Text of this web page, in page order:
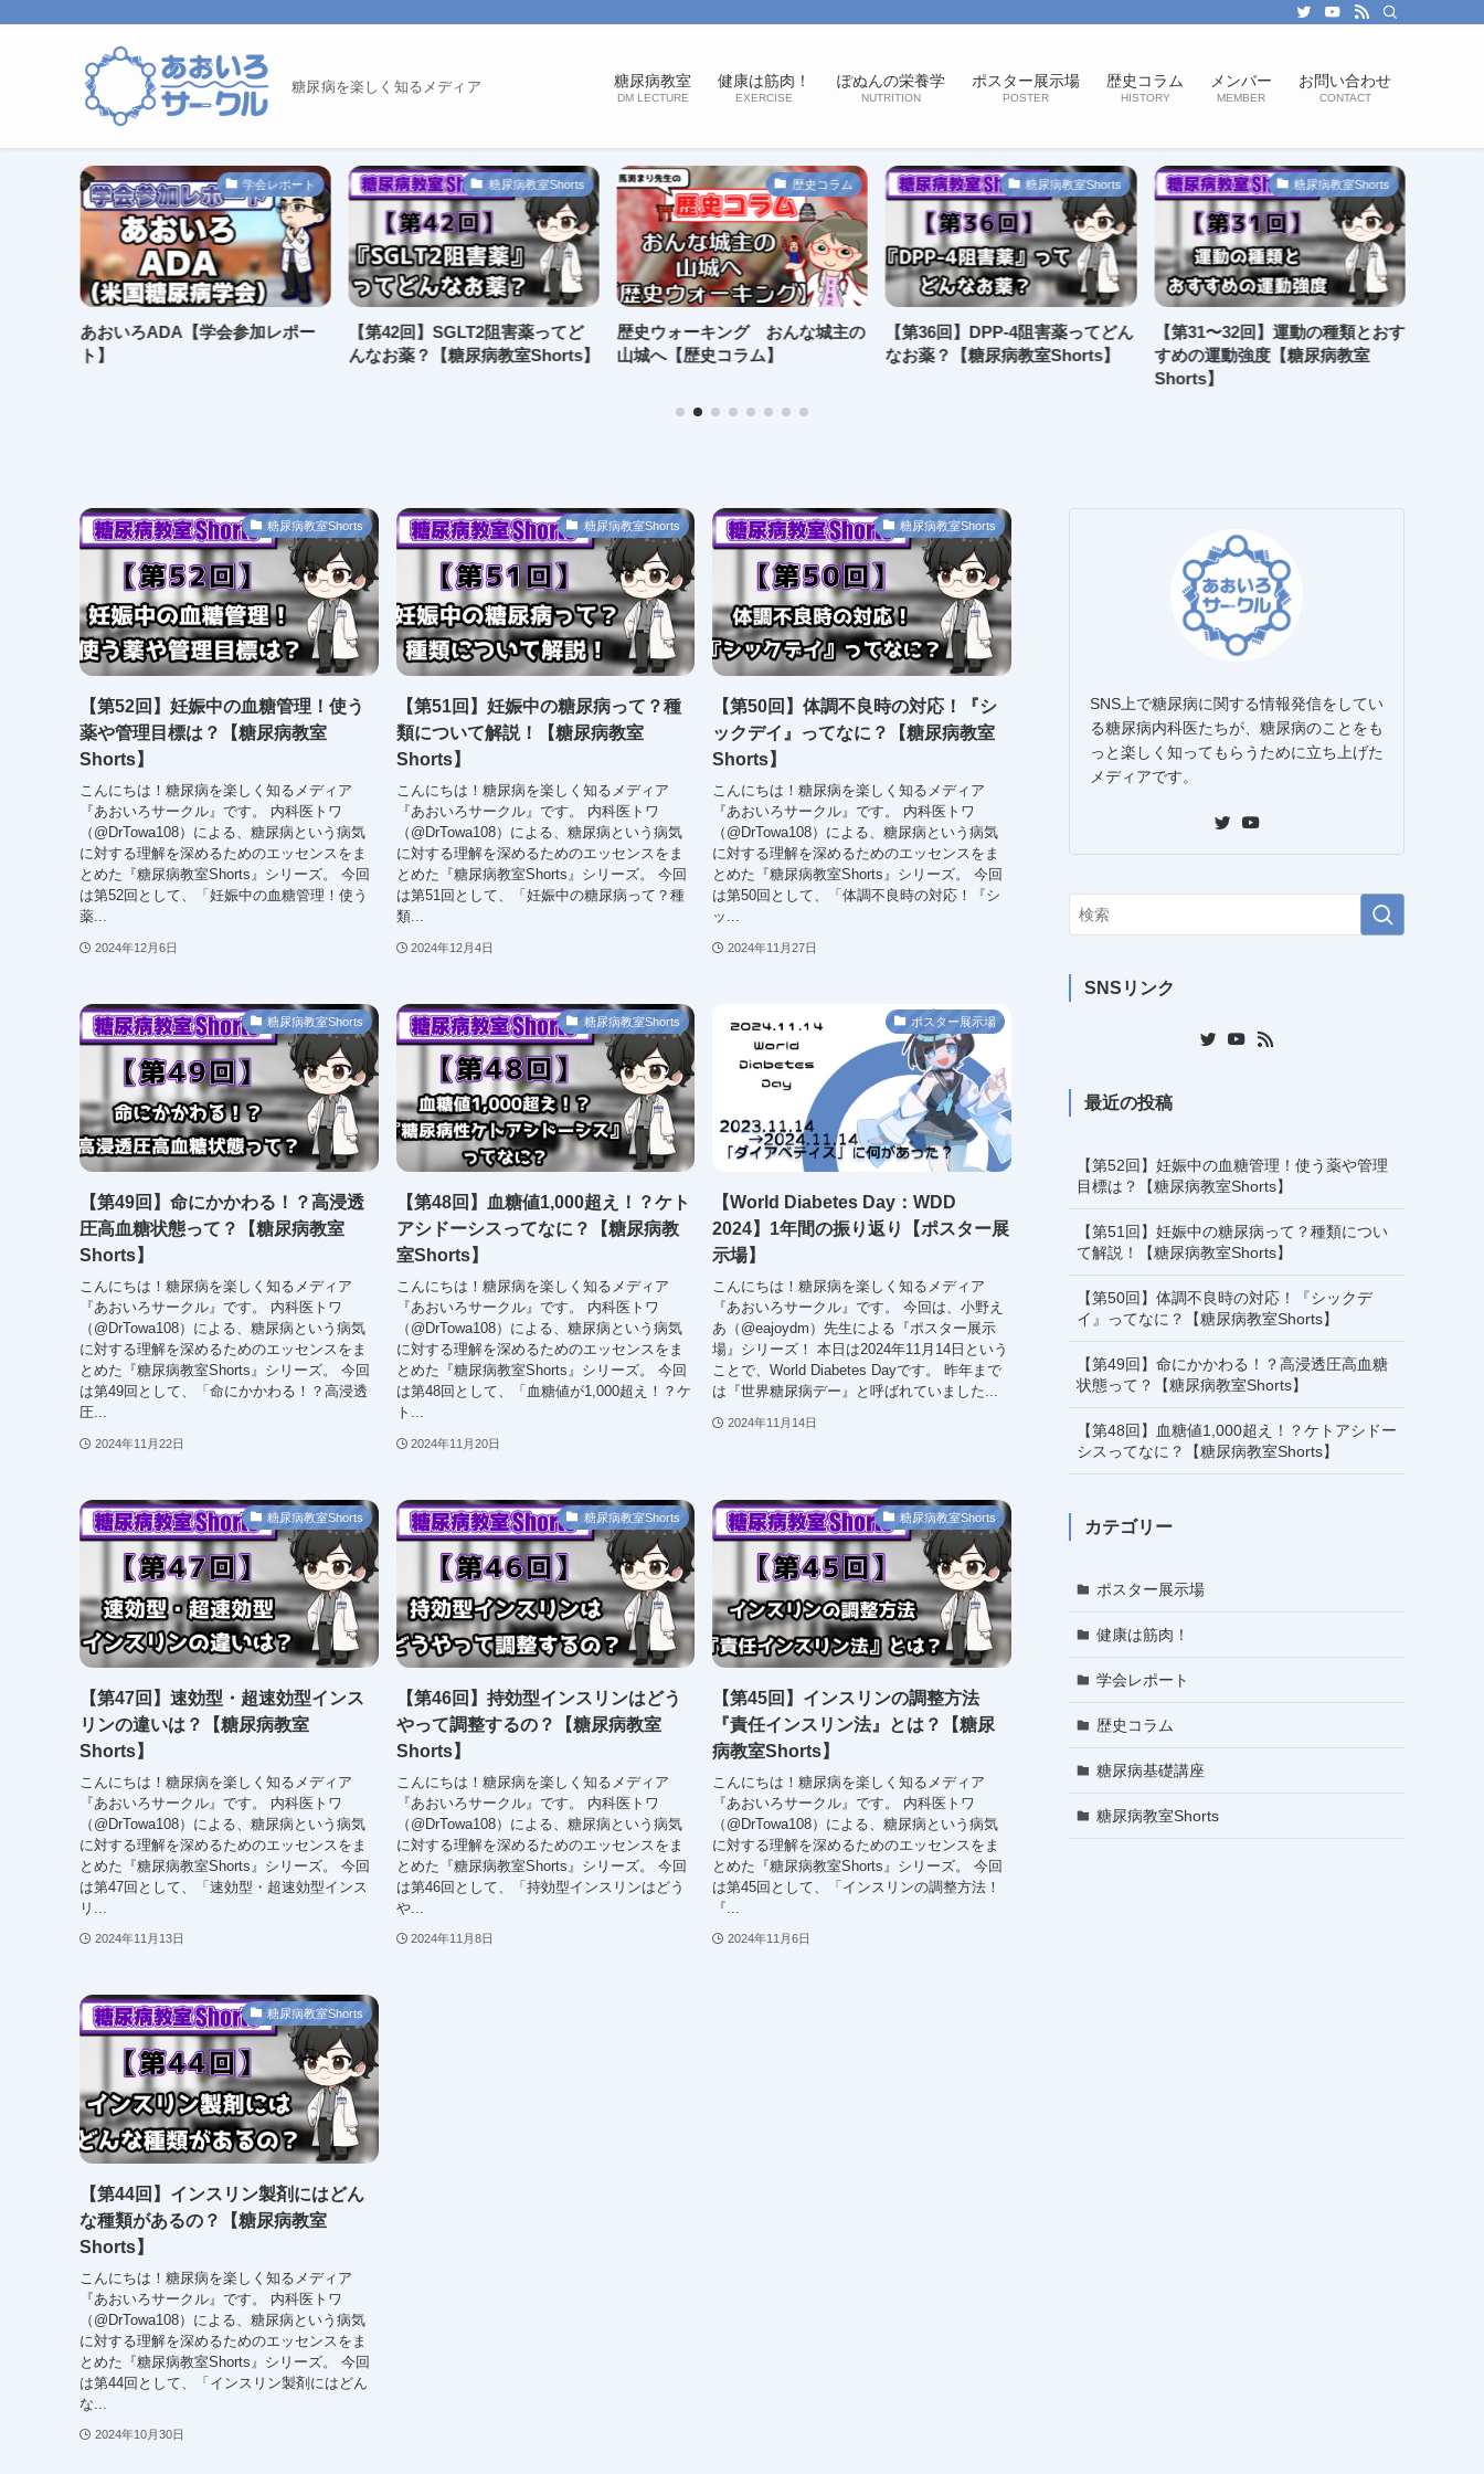
糖尿病を楽しく知るメディア 糖尿病教室
DM LECTURE
健康は筋肉！
EXERCISE
ぽぬんの栄養学
NUTRITION
ポスター展示場
POSTER
歴史コラム
HISTORY
メンバー
MEMBER
お問い合わせ
CONTACT
学会レポート
あおいろADA【学会参加レポー
ト】
糖尿病教室Shorts
【第42回】SGLT2阻害薬ってど
んなお薬？【糖尿病教室Shorts】
歴史コラム
歴史ウォーキング おんな城主の
山城へ【歴史コラム】
糖尿病教室Shorts
【第36回】DPP-4阻害薬ってどん
なお薬？【糖尿病教室Shorts】
糖尿病教室Shorts
【第31〜32回】運動の種類とおす
すめの運動強度【糖尿病教室
Shorts】
糖尿病教室Shorts
【第52回】妊娠中の血糖管理！使う
薬や管理目標は？【糖尿病教室
Shorts】
こんにちは！糖尿病を楽しく知るメディア
『あおいろサークル』です。 内科医トワ
（@DrTowa108）による、糖尿病という病気
に対する理解を深めるためのエッセンスをま
とめた『糖尿病教室Shorts』シリーズ。 今回
は第52回として、「妊娠中の血糖管理！使う
薬...
2024年12月6日
糖尿病教室Shorts
【第51回】妊娠中の糖尿病って？種
類について解説！【糖尿病教室
Shorts】
こんにちは！糖尿病を楽しく知るメディア
『あおいろサークル』です。 内科医トワ
（@DrTowa108）による、糖尿病という病気
に対する理解を深めるためのエッセンスをま
とめた『糖尿病教室Shorts』シリーズ。 今回
は第51回として、「妊娠中の糖尿病って？種
類...
2024年12月4日
糖尿病教室Shorts
【第50回】体調不良時の対応！『シ
ックデイ』ってなに？【糖尿病教室
Shorts】
こんにちは！糖尿病を楽しく知るメディア
『あおいろサークル』です。 内科医トワ
（@DrTowa108）による、糖尿病という病気
に対する理解を深めるためのエッセンスをま
とめた『糖尿病教室Shorts』シリーズ。 今回
は第50回として、「体調不良時の対応！『シ
ッ...
2024年11月27日
糖尿病教室Shorts
【第49回】命にかかわる！？高浸透
圧高血糖状態って？【糖尿病教室
Shorts】
こんにちは！糖尿病を楽しく知るメディア
『あおいろサークル』です。 内科医トワ
（@DrTowa108）による、糖尿病という病気
に対する理解を深めるためのエッセンスをま
とめた『糖尿病教室Shorts』シリーズ。 今回
は第49回として、「命にかかわる！？高浸透
圧...
2024年11月22日
糖尿病教室Shorts
【第48回】血糖値1,000超え！？ケト
アシドーシスってなに？【糖尿病教
室Shorts】
こんにちは！糖尿病を楽しく知るメディア
『あおいろサークル』です。 内科医トワ
（@DrTowa108）による、糖尿病という病気
に対する理解を深めるためのエッセンスをま
とめた『糖尿病教室Shorts』シリーズ。 今回
は第48回として、「血糖値が1,000超え！？ケ
ト...
2024年11月20日
ポスター展示場
【World Diabetes Day：WDD
2024】1年間の振り返り【ポスター展
示場】
こんにちは！糖尿病を楽しく知るメディア
『あおいろサークル』です。 今回は、小野え
あ（@eajoydm）先生による『ポスター展示
場』シリーズ！ 本日は2024年11月14日という
ことで、World Diabetes Dayです。 昨年まで
は『世界糖尿病デー』と呼ばれていました...
2024年11月14日
糖尿病教室Shorts
【第47回】速効型・超速効型インス
リンの違いは？【糖尿病教室
Shorts】
こんにちは！糖尿病を楽しく知るメディア
『あおいろサークル』です。 内科医トワ
（@DrTowa108）による、糖尿病という病気
に対する理解を深めるためのエッセンスをま
とめた『糖尿病教室Shorts』シリーズ。 今回
は第47回として、「速効型・超速効型インス
リ...
2024年11月13日
糖尿病教室Shorts
【第46回】持効型インスリンはどう
やって調整するの？【糖尿病教室
Shorts】
こんにちは！糖尿病を楽しく知るメディア
『あおいろサークル』です。 内科医トワ
（@DrTowa108）による、糖尿病という病気
に対する理解を深めるためのエッセンスをま
とめた『糖尿病教室Shorts』シリーズ。 今回
は第46回として、「持効型インスリンはどう
や...
2024年11月8日
糖尿病教室Shorts
【第45回】インスリンの調整方法
『責任インスリン法』とは？【糖尿
病教室Shorts】
こんにちは！糖尿病を楽しく知るメディア
『あおいろサークル』です。 内科医トワ
（@DrTowa108）による、糖尿病という病気
に対する理解を深めるためのエッセンスをま
とめた『糖尿病教室Shorts』シリーズ。 今回
は第45回として、「インスリンの調整方法！
『...
2024年11月6日
糖尿病教室Shorts
【第44回】インスリン製剤にはどん
な種類があるの？【糖尿病教室
Shorts】
こんにちは！糖尿病を楽しく知るメディア
『あおいろサークル』です。 内科医トワ
（@DrTowa108）による、糖尿病という病気
に対する理解を深めるためのエッセンスをま
とめた『糖尿病教室Shorts』シリーズ。 今回
は第44回として、「インスリン製剤にはどん
な...
2024年10月30日
SNS上で糖尿病に関する情報発信をしてい
る糖尿病内科医たちが、糖尿病のことをも
っと楽しく知ってもらうために立ち上げた
メディアです。
SNSリンク
最近の投稿
【第52回】妊娠中の血糖管理！使う薬や管理
目標は？【糖尿病教室Shorts】
【第51回】妊娠中の糖尿病って？種類につい
て解説！【糖尿病教室Shorts】
【第50回】体調不良時の対応！『シックデ
イ』ってなに？【糖尿病教室Shorts】
【第49回】命にかかわる！？高浸透圧高血糖
状態って？【糖尿病教室Shorts】
【第48回】血糖値1,000超え！？ケトアシドー
シスってなに？【糖尿病教室Shorts】
カテゴリー
ポスター展示場
健康は筋肉！
学会レポート
歴史コラム
糖尿病基礎講座
糖尿病教室Shorts